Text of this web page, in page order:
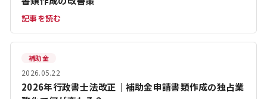
記事を読む
補助金
2026.05.22
2026年行政書士法改正｜補助金申請書類作成の独占業